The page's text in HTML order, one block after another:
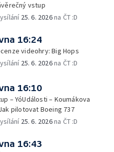
vstup
25. 6. 2026na ČT :D
16:24
videohry: Big Hops
25. 6. 2026na ČT :D
16:10
– YóUdálosti – Koumákova
pilotovat Boeing 737
25. 6. 2026na ČT :D
16:43